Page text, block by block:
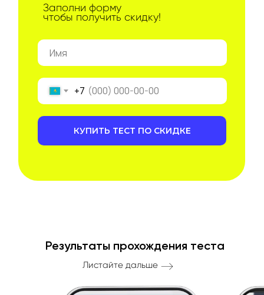
Заполни форму
чтобы получить скидку!
+7
КУПИТЬ ТЕСТ ПО СКИДКЕ
Листайте дальше
Результаты прохождения теста